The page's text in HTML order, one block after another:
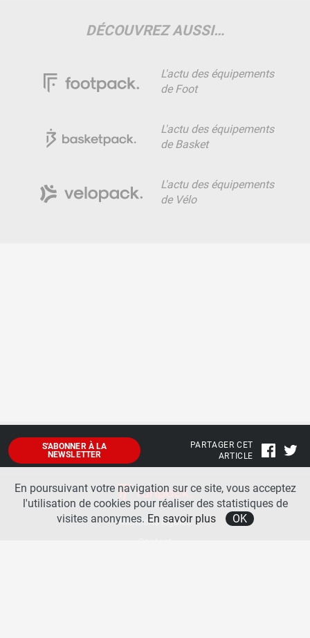
DÉCOUVREZ AUSSI…
L'actu des équipements
de Foot
L'actu des équipements
de Basket
L'actu des équipements
de Vélo
S'ABONNER À LA
NEWSLETTER
PARTAGER CET
ARTICLE
Mentions légales
En poursuivant votre navigation sur ce site, vous acceptez
l'utilisation de cookies pour réaliser des statistiques de
visites anonymes. En savoir plus OK